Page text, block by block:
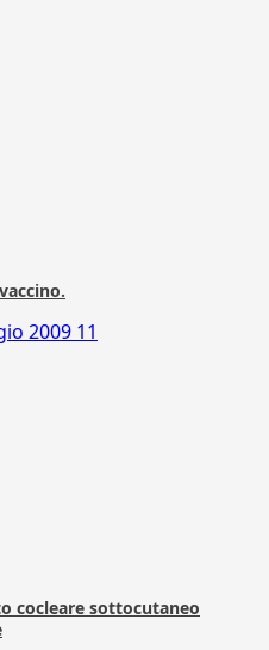
2009 11
cocleare sottocutaneo